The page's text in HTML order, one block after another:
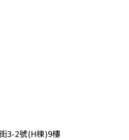
3-2號(H棟)9樓